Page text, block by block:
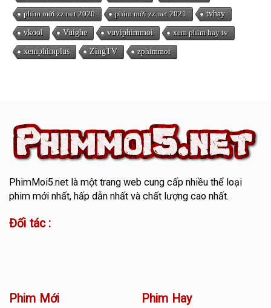
phim mới zz.net 2020 phim mới zz.net 2021 tvhay
vkool Vuighe vuviphimmoi xem phim hay tv
xemphimplus ZingTV zphimmoi
PhimMoi5.netlà một trang web cung cấp nhiều thể loại
phim mới nhất, hấp dẫn nhất và chất lượng cao nhất.
Đối tác :
Phim Mới Phim Hay